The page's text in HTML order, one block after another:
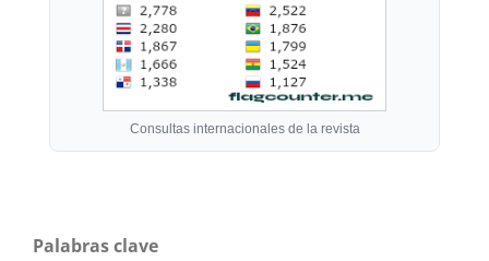
Consultas internacionales de la revista
Palabras clave